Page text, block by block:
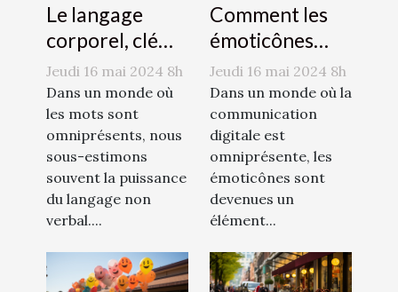
Le langage
corporel, clé
d'une
communication
efficace
Jeudi 16 mai 2024 8h
Dans un monde où
les mots sont
omniprésents, nous
sous-estimons
souvent la puissance
du langage non
verbal....
Comment les
émoticônes
révolutionnent
la
communication
Jeudi 16 mai 2024 8h
Dans un monde où la
communication
digitale est
omniprésente, les
émoticônes sont
devenues un
élément...